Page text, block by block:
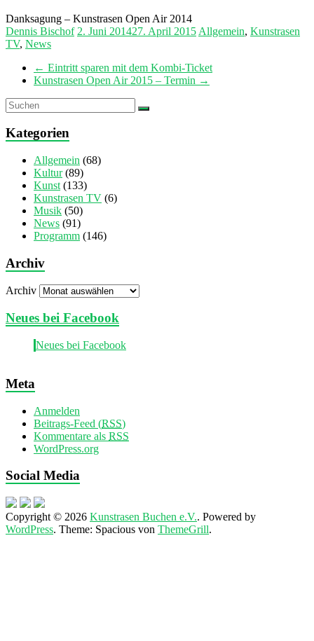
Danksagung – Kunstrasen Open Air 2014
Dennis Bischof 2. Juni 201427. April 2015 Allgemein, Kunstrasen
TV, News
← Eintritt sparen mit dem Kombi-Ticket
Kunstrasen Open Air 2015 – Termin →
Kategorien
Allgemein (68)
Kultur(89)
Kunst (133)
Kunstrasen TV (6)
Musik (50)
News (91)
Programm (146)
Archiv
Archiv
Neues bei Facebook
Neues bei Facebook
Meta
Anmelden
Beitrags-Feed (RSS)
Kommentare als RSS
WordPress.org
Social Media
Copyright © 2026 Kunstrasen Buchen e.V.. Powered by
WordPress. Theme: Spacious von ThemeGrill.